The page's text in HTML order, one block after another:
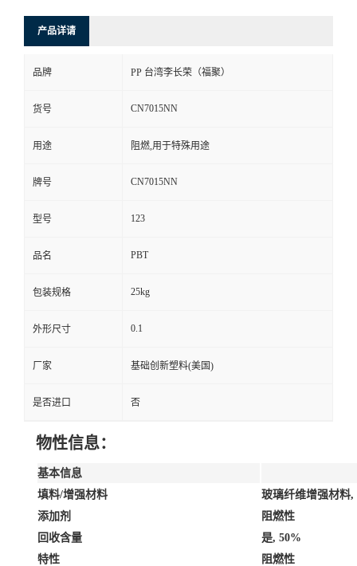
产品详请
品牌 PP 台湾李长荣（福聚）
货号 CN7015NN
用途 阻燃,用于特殊用途
牌号 CN7015NN
型号 123
品名 PBT
包装规格 25kg
外形尺寸 0.1
厂家 基础创新塑料(美国)
是否进口 否
物性信息：
基本信息
填料/增强材料
玻璃纤维增强材料
添加剂
阻燃性
回收含量
是, 50%
特性
阻燃性